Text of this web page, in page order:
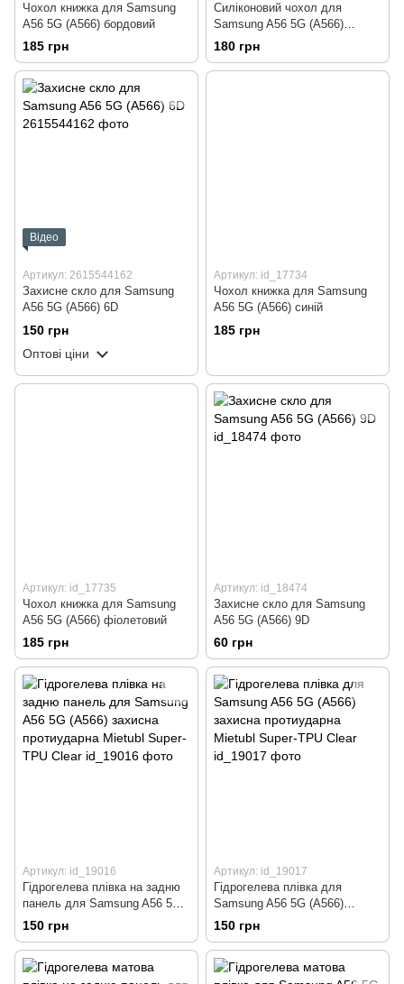
Чохол книжка для Samsung
A56 5G (A566) бордовий
185 грн
Силіконовий чохол для
Samsung A56 5G (A566)
пудровий Soft Silicone Case
Full (бампер)
180 грн
Відео
Артикул: 2615544162
Захисне скло для Samsung
A56 5G (A566) 6D
150 грн
Оптові ціни
Артикул: id_17734
Чохол книжка для Samsung
A56 5G (A566) синій
185 грн
Артикул: id_17735
Чохол книжка для Samsung
A56 5G (A566) фіолетовий
185 грн
Артикул: id_18474
Захисне скло для Samsung
A56 5G (A566) 9D
60 грн
Артикул: id_19016
Гідрогелева плівка на задню
панель для Samsung A56 5G
(A566) захисна протиударна
Mietubl Super-TPU Clear
150 грн
Артикул: id_19017
Гідрогелева плівка для
Samsung A56 5G (A566)
захисна протиударна Mietubl
Super-TPU Clear
150 грн